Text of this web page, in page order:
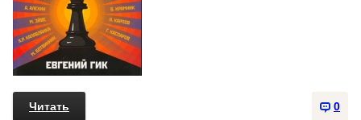
0
Читать